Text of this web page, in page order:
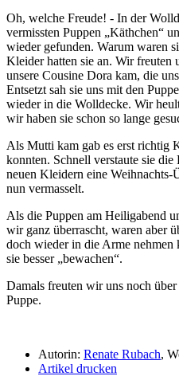
Oh, welche Freude! - In der
vermissten Puppen
Käthchen
wieder gefunden. Warum waren
Kleider hatten sie an. Wir freuten
unsere Cousine Dora kam, die
Entsetzt sah sie uns mit den
wieder in die Wolldecke. Wir
wir haben sie schon so lange
Als Mutti kam gab es erst richtig
konnten. Schnell verstaute sie
neuen Kleidern eine
nun vermasselt.
Als die Puppen am Heiligabend
wir ganz überrascht, waren aber
doch wieder in die Arme
sie besser bewachen .
Damals freuten wir uns noch
Puppe.
Autorin: Renate Rubach,
Artikel drucken